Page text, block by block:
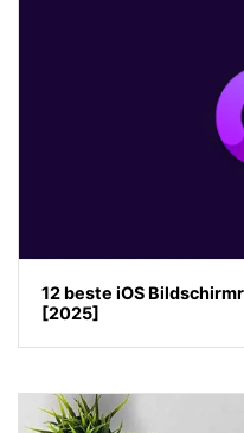
12 beste iOS
[2025]